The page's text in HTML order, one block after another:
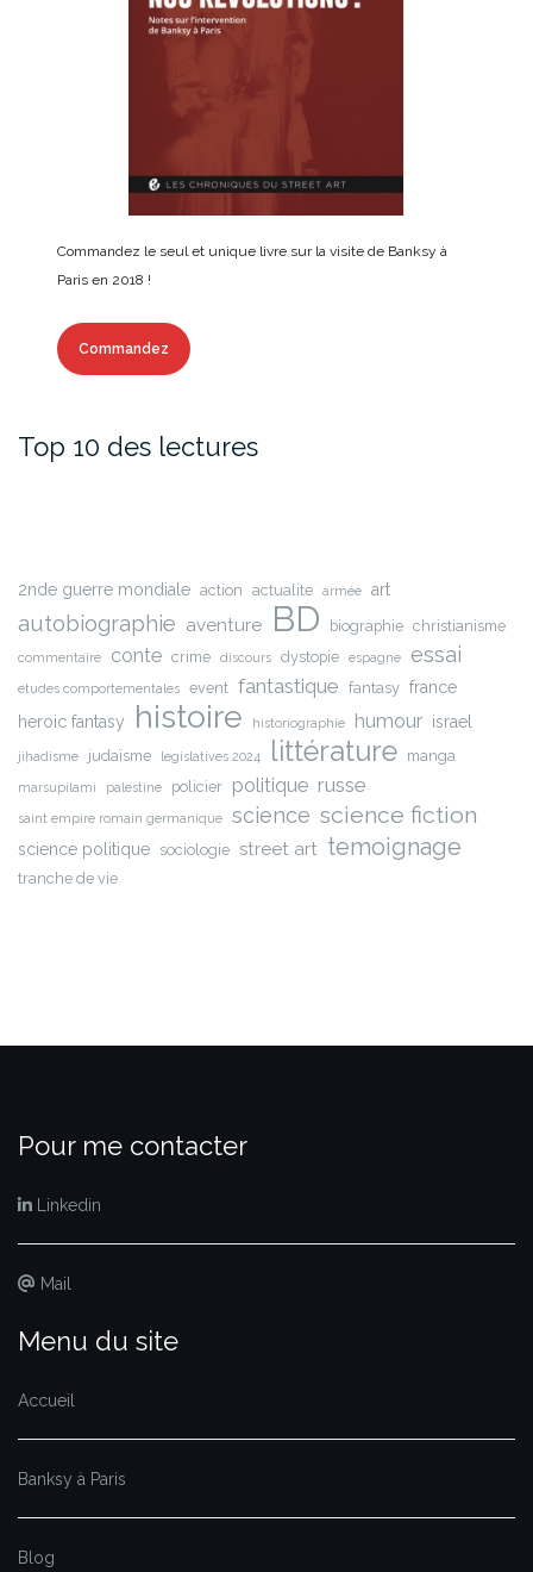
Commandez le seul et unique livre sur la visite de Banksy à
Paris en 2018 !
Commandez
Top 10 des lectures
2nde guerre mondiale action actualite armée art
autobiographie aventure BD biographie christianisme
commentaire conte crime discours dystopie espagne essai
etudes comportementales event fantastique fantasy france
heroic fantasy
histoire historiographie humour israel
jihadisme judaïsme legislatives 2024 littérature manga
marsupilami palestine policier politique russe
saint empire romain germanique science science fiction
science politique sociologie street art temoignage
tranche de vie
Pour me contacter
Linkedin
Mail
Menu du site
Accueil
Banksy à Paris
Blog